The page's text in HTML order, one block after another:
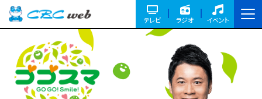
テレビ ラジオ イベント